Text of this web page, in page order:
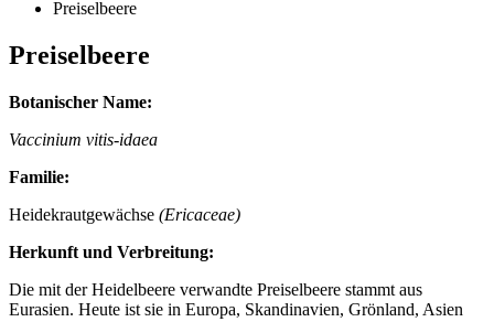
Preiselbeere
Preiselbeere
Botanischer Name:
Vaccinium vitis-idaea
Familie:
Heidekrautgewächse (Ericaceae)
Herkunft und Verbreitung:
Die mit der Heidelbeere verwandte Preiselbeere stammt aus
Eurasien. Heute ist sie in Europa, Skandinavien, Grönland, Asien